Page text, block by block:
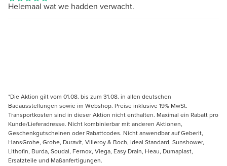
Helemaal wat we hadden verwacht.
*Die Aktion gilt vom 01.08. bis zum 31.08. in allen deutschen
Badausstellungen sowie im Webshop. Preise inklusive 19% MwSt.
Transportkosten sind in dieser Aktion nicht enthalten. Maximal ein Rabatt pro
Kunde/Lieferadresse. Nicht kombinierbar mit anderen Aktionen,
Geschenkgutscheinen oder Rabattcodes. Nicht anwendbar auf Geberit,
HansGrohe, Grohe, Duravit, Villeroy & Boch, Ideal Standard, Sunshower,
Lithofin, Burda, Soudal, Fernox, Viega, Easy Drain, Heau, Dumaplast,
Ersatzteile und Maßanfertigungen.